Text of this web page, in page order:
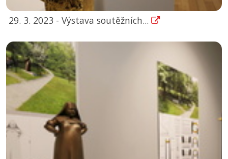
29. 3. 2023 - Výstava soutěžních...